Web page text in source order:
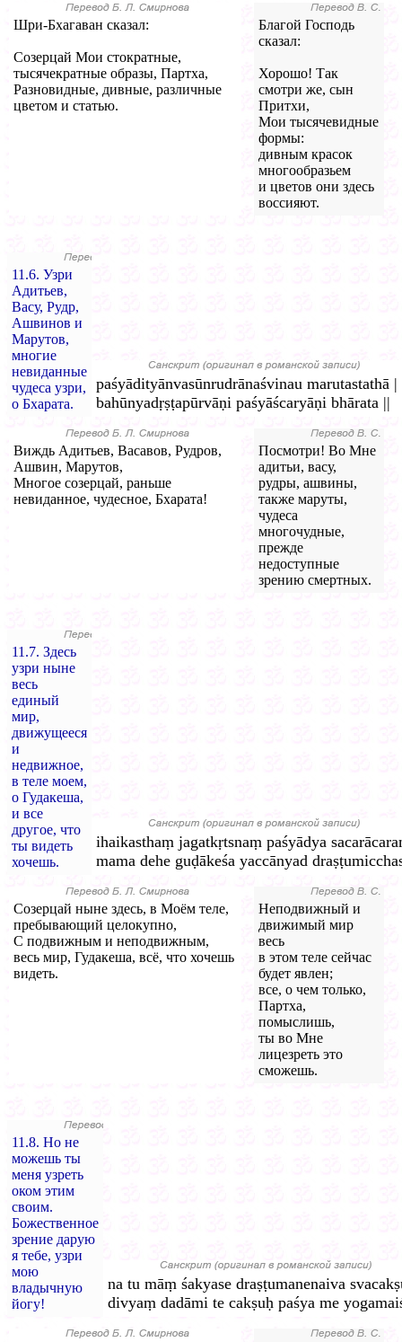
Шри-Бхагаван сказал:
Созерцай Мои стократные,
тысячекратные образы, Партха,
Разновидные, дивные, различные
цветом и статью.
Благой Господь
сказал:
Хорошо! Так
смотри же, сын
Притхи,
Мои тысячевидные
формы:
дивным красок
многообразьем
и цветов они здесь
воссияют.
11.6. Узри
Адитьев,
Васу, Рудр,
Ашвинов и
Марутов,
многие
невиданные
чудеса узри,
о Бхарата.
paśyādityānvasūnrudrānaśvinau marutastathā |
bahūnyadṛṣṭapūrvāṇi paśyāścaryāṇi bhārata ||
Виждь Адитьев, Васавов, Рудров,
Ашвин, Марутов,
Многое созерцай, раньше
невиданное, чудесное, Бхарата!
Посмотри! Во Мне
адитьи, васу,
рудры, ашвины,
также маруты,
чудеса
многочудные,
прежде
недоступные
зрению смертных.
11.7. Здесь
узри ныне
весь
единый
мир,
движущееся
и
недвижное,
в теле моем,
о Гудакеша,
и все
другое, что
ты видеть
хочешь.
ihaikasthaṃ jagatkṛtsnaṃ paśyādya
mama dehe guḍākeśa yaccānyad
Созерцай ныне здесь, в Моём теле,
пребывающий целокупно,
С подвижным и неподвижным,
весь мир, Гудакеша, всё, что хочешь
видеть.
Неподвижный и
движимый мир
весь
в этом теле сейчас
будет явлен;
все, о чем только,
Партха,
помыслишь,
ты во Мне
лицезреть это
сможешь.
11.8. Но не
можешь ты
меня узреть
оком этим
своим.
Божественное
зрение дарую
я тебе, узри
мою
владычную
йогу!
na tu māṃ śakyase draṣṭumanenaiva
divyaṃ dadāmi te cakṣuḥ paśya me